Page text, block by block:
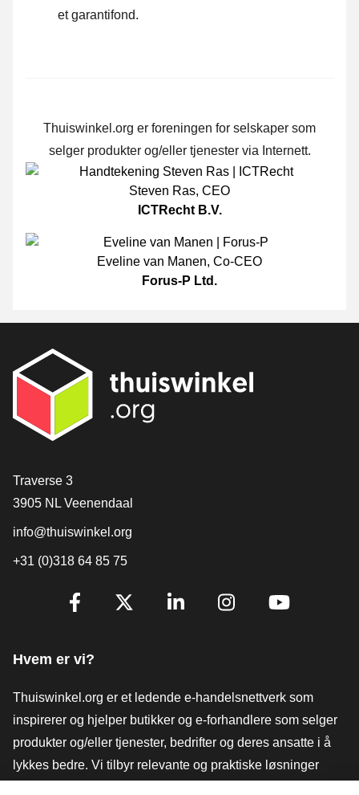
et garantifond.
Thuiswinkel.org er foreningen for selskaper som
selger produkter og/eller tjenester via Internett.
Steven Ras, CEO
ICTRecht B.V.
Eveline van Manen, Co-CEO
Forus-P Ltd.
[_General:Contact]
Traverse 3
3905 NL Veenendaal
info@thuiswinkel.org
+31 (0)318 64 85 75
[_General:SocialMediaTitle]
Hvem er vi?
Thuiswinkel.org er et ledende e-handelsnettverk som
inspirerer og hjelper butikker og e-forhandlere som selger
produkter og/eller tjenester, bedrifter og deres ansatte i å
lykkes bedre. Vi tilbyr relevante og praktiske løsninger